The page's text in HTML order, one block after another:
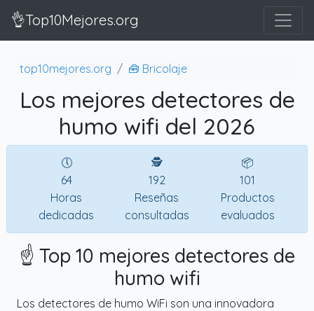
👌Top10Mejores.org
top10mejores.org 🧰 Bricolaje
Los mejores detectores de
humo wifi del 2026
🕔
64
Horas
dedicadas
🕵
192
Reseñas
consultadas
📦
101
Productos
evaluados
☝️ Top 10 mejores detectores de
humo wifi
Los detectores de humo WiFi son una innovadora